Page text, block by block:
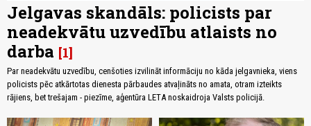
Jelgavas skandāls: policists par
neadekvātu uzvedību atlaists no
darba 1
Par neadekvātu uzvedību, cenšoties izvilināt informāciju no kāda jelgavnieka, viens
policists pēc atkārtotas dienesta pārbaudes atvaļināts no amata, otram izteikts
rājiens, bet trešajam - piezīme, aģentūra LETA noskaidroja Valsts policijā.